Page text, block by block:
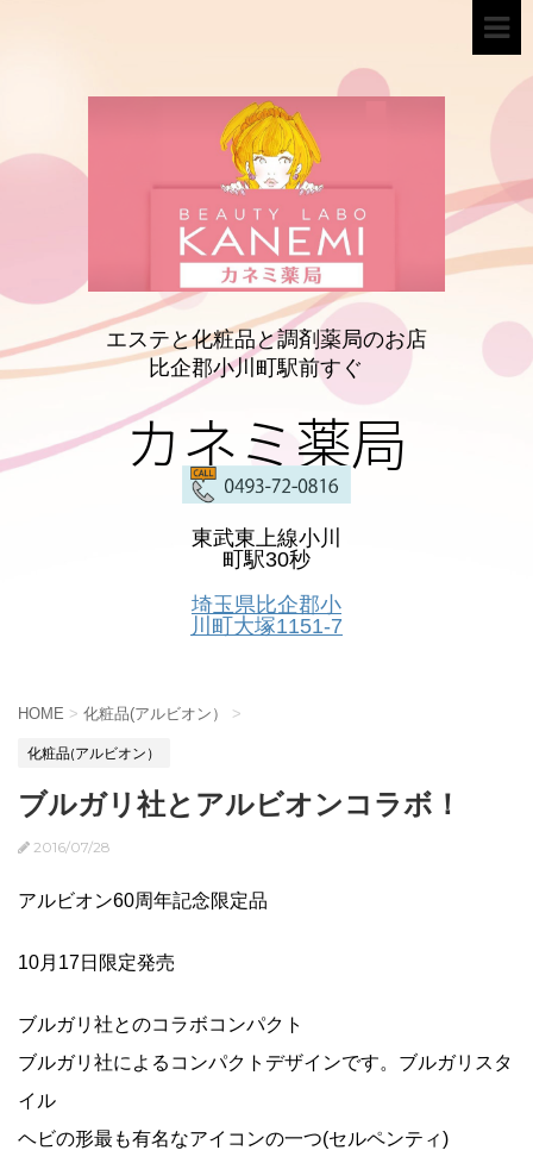
エステと化粧品と調剤薬局のお店
比企郡小川町駅前すぐ
カネミ薬局
東武東上線小川
町駅30秒
埼玉県比企郡小
川町大塚1151-7
HOME > 化粧品(アルビオン） >
化粧品(アルビオン）
ブルガリ社とアルビオンコラボ！
2016/07/28
アルビオン60周年記念限定品
10月17日限定発売
ブルガリ社とのコラボコンパクト
ブルガリ社によるコンパクトデザインです。ブルガリスタ
イル
ヘビの形最も有名なアイコンの一つ(セルペンティ)